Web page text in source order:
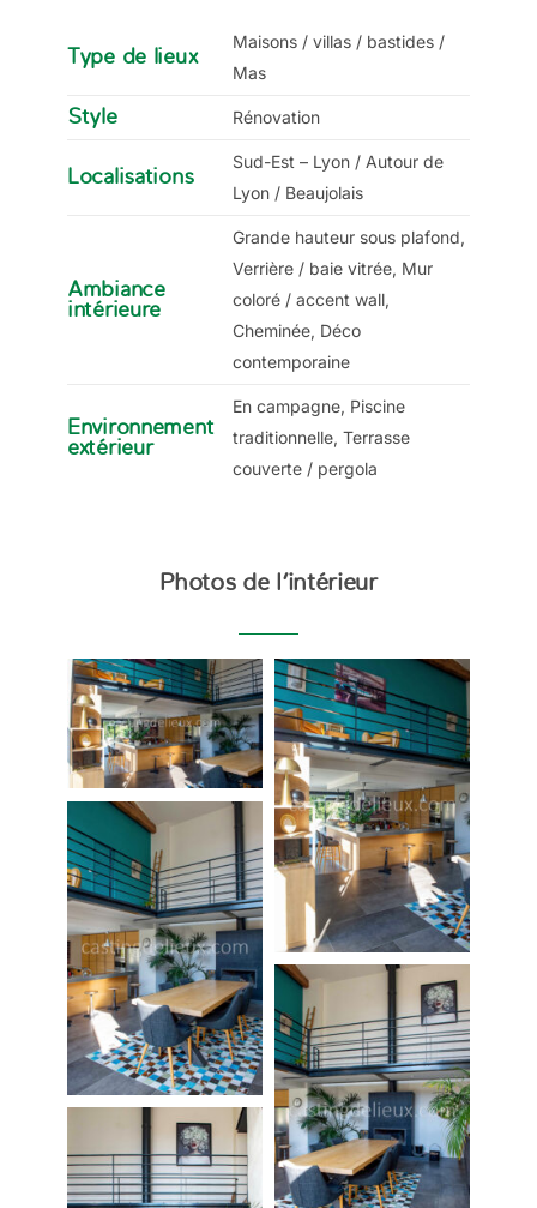
Type de lieux
Maisons / villas / bastides /
Mas
Style Rénovation
Localisations
Sud-Est – Lyon / Autour de
Lyon / Beaujolais
Ambiance
intérieure
Grande hauteur sous plafond,
Verrière / baie vitrée, Mur
coloré / accent wall,
Cheminée, Déco
contemporaine
Environnement
extérieur
En campagne, Piscine
traditionnelle, Terrasse
couverte / pergola
Photos de l’intérieur